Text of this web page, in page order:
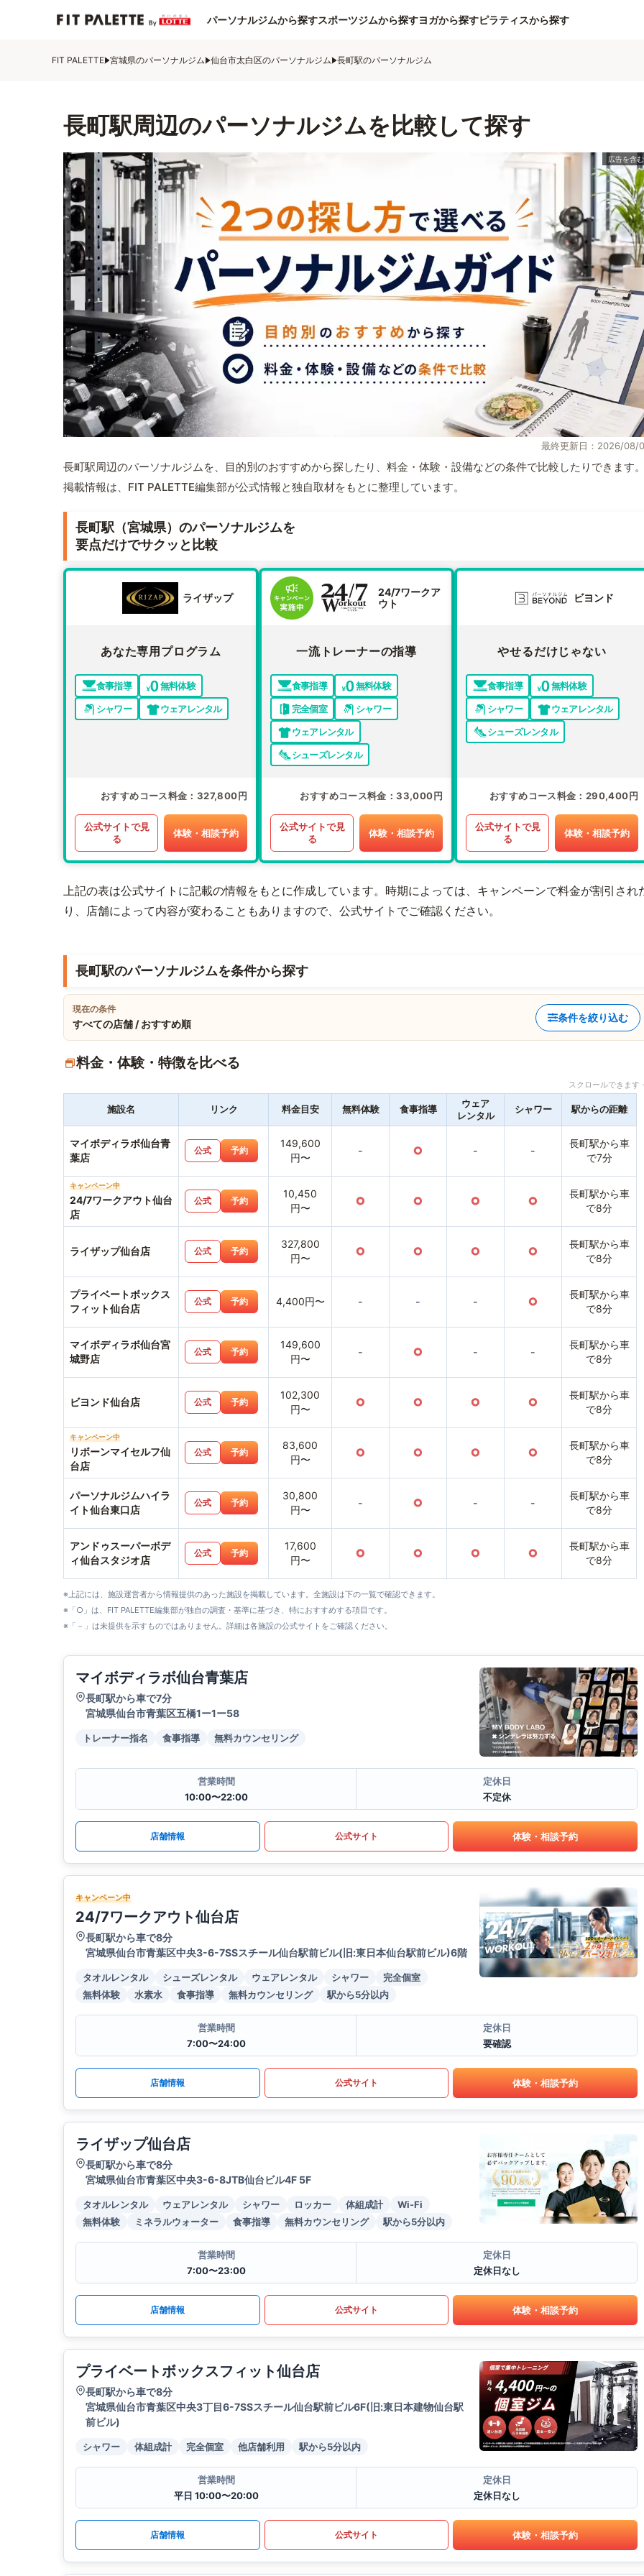
パーソナルジムから探すスポーツジムから探すヨガから探すピラティスから探す
FIT PALETTE 宮城県のパーソナルジム 仙台市太白区のパーソナルジム 長町駅のパーソナルジム
長町駅周辺のパーソナルジムを比較して探す
最終更新日：2026/08/
長町駅周辺のパーソナルジムを、目的別のおすすめから探したり、料金・体験・設備などの条件で比較したりできます
掲載情報は、FIT PALETTE編集部が公式情報と独自取材をもとに整理しています。
長町駅（宮城県）のパーソナルジムを
要点だけでサクッと比較
ライザップ
あなた専用プログラム
食事指導
無料体験
シャワー
ウェアレンタル
おすすめコース料金 327,800円
公式サイトで見
る
体験・相談予約
24/7ワークア
ウト
一流トレーナーの指導
食事指導
無料体験
完全個室
シャワー
ウェアレンタル
シューズレンタル
おすすめコース料金 33,000円
公式サイトで見
る
体験・相談予約
ビヨンド
やせるだけじゃない
食事指導
無料体験
シャワー
ウェアレンタル
シューズレンタル
おすすめコース料金 290,400円
公式サイトで見
る
体験・相談予約
上記の表は公式サイトに記載の情報をもとに作成しています。時期によっては、キャンペーンで料金が割引され
り、店舗によって内容が変わることもありますので、公式サイトでご確認ください。
長町駅のパーソナルジムを条件から探す
現在の条件
すべての店舗 / おすすめ順
条件を絞り込む
料金・体験・特徴を比べる
スクロールできま
施設名 リンク 料金目安 無料体験 食事指導
ウェア
レンタル
シャワー 駅からの距離
マイボディラボ仙台青
葉店
公式 予約
149,600
円〜
- ○ - -
長町駅から車
で7分
キャンペーン中
24/7ワークアウト仙台
店
公式 予約
10,450
円〜
○ ○ ○ ○
長町駅から車
で8分
ライザップ仙台店 公式 予約
327,800
円〜
○ ○ ○ ○
長町駅から車
で8分
プライベートボックス
フィット仙台店
公式 予約 4,400円〜 - - - ○
長町駅から車
で8分
マイボディラボ仙台宮
城野店
公式 予約
149,600
円〜
- ○ - -
長町駅から車
で8分
ビヨンド仙台店 公式 予約
102,300
円〜
○ ○ ○ ○
長町駅から車
で8分
キャンペーン中
リボーンマイセルフ仙
台店
公式 予約
83,600
円〜
○ ○ ○ ○
長町駅から車
で8分
パーソナルジムハイラ
イト仙台東口店
公式 予約
30,800
円〜
- ○ - -
長町駅から車
で8分
アンドゥスーパーボデ
ィ仙台スタジオ店
公式 予約
17,600
円〜
○ ○ ○ ○
長町駅から車
で8分
※上記には、施設運営者から情報提供のあった施設を掲載しています。全施設は下の一覧で確認できます。
※「○」は、FIT PALETTE編集部が独自の調査・基準に基づき、特におすすめする項目です。
※「－」は未提供を示すものではありません。詳細は各施設の公式サイトをご確認ください。
マイボディラボ仙台青葉店
長町駅から車で7分
宮城県仙台市青葉区五橋1ー1ー58
トレーナー指名 食事指導 無料カウンセリング
営業時間
10:00〜22:00
定休日
不定休
店舗情報 公式サイト 体験・相談予約
キャンペーン中
24/7ワークアウト仙台店
長町駅から車で8分
宮城県仙台市青葉区中央3-6-7SSスチール仙台駅前ビル(旧:東日本仙台駅前ビル)6階
タオルレンタル シューズレンタル ウェアレンタル シャワー
完全個室
無料体験
水素水 食事指導 無料カウンセリング 駅から5分以内
営業時間
7:00〜24:00
定休日
要確認
店舗情報 公式サイト 体験・相談予約
ライザップ仙台店
長町駅から車で8分
宮城県仙台市青葉区中央3-6-8JTB仙台ビル4F 5F
タオルレンタル ウェアレンタル シャワー ロッカー 体組成計
Wi-Fi
無料体験
ミネラルウォーター 食事指導 無料カウンセリング 駅から5分以内
営業時間
7:00〜23:00
定休日
定休日なし
店舗情報 公式サイト 体験・相談予約
プライベートボックスフィット仙台店
長町駅から車で8分
宮城県仙台市青葉区中央3丁目6-7SSスチール仙台駅前ビル6F(旧:東日本建物仙台駅
前ビル)
シャワー 体組成計 完全個室 他店舗利用 駅から5分以内
営業時間
平日 10:00〜20:00
定休日
定休日なし
店舗情報 公式サイト 体験・相談予約